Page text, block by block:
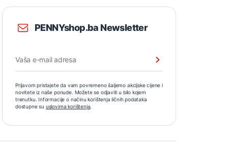
PENNYshop.ba Newsletter
Prijavom pristajete da vam povremeno šaljemo akcijske cijene i
novitete iz naše ponude. Možete se odjaviti u bilo kojem
trenutku. Informacije o načinu korištenja ličnih podataka
dostupne su uslovima korištenja.